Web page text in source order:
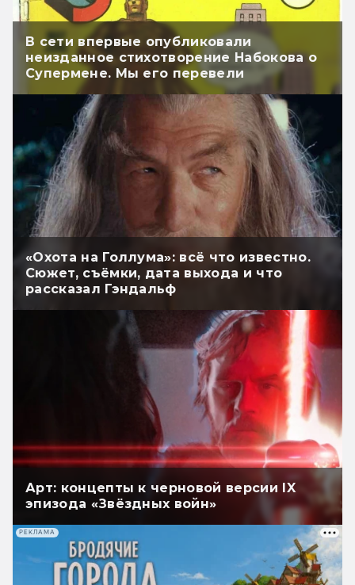
В сети впервые опубликовали
неизданное стихотворение Набокова о
Супермене. Мы его перевели
«Охота на Голлума»: всё что известно.
Сюжет, съёмки, дата выхода и что
рассказал Гэндальф
Арт: концепты к черновой версии IX
эпизода «Звёздных войн»
РЕКЛАМА